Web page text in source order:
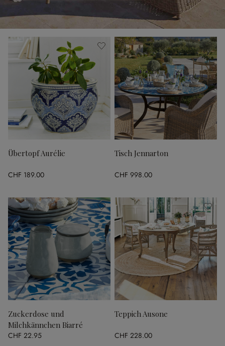
Übertopf Aurélie
CHF 189.00
Tisch Jennarton
CHF 998.00
Zuckerdose und
Milchkännchen Biarré
CHF 22.95
Teppich Ausone
CHF 228.00